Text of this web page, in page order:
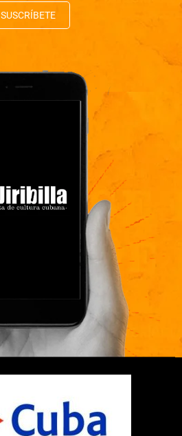
SUSCRÍBETE